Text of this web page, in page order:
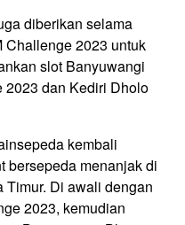
diberikan selama
Challenge 2023 untuk
slot Banyuwangi
2023 dan Kediri Dholo
kembali
bersepeda menanjak di
Di awali dengan
2023, kemudian